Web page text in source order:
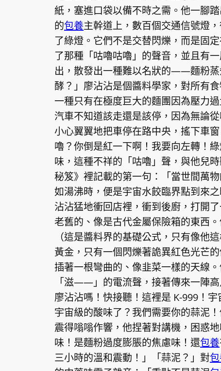
紙，塞進口袋以備不時之需。他一腳
的包養主幹道上，數百個交通信號燈
了綠燈。它們不是交替閃爍，而是固
了那種「咕嚕咕嚕」的聲音，並且有
出，散發出一種難以名狀的——麵粉
酵？」廖沾沾是個醬料學家，對所有
一種只有在極度巨大的麵團因為壓力
汽車不知道該走還是該停，因為無論
小心翼翼地把車停在路中央，搖下車
嚕？你倒是紅一下啊！我要向左轉！
味，這種不祥的「咕嚕」聲，與他兒
秘笈》裡記載的第一句：「當世間萬
如湯沸時，便是宇宙水餃臨界點到來
沾沾猛地衝回店裡，衝到後廚，打開
老舊的、像是古代金屬保險箱的東西
（這是醬料界的基礎公式，只有像他
黃金，只有一個閃爍著詭異紅色光芒
插著一根彎曲的、像韭菜一樣的天線
「滋——」的電流聲，接著傳來一陣
廖沾沾嗎！快接聽！這裡是 K-999！
宇宙級的酸味了？我們需要你的蒜泥
震得嗡嗡作響，他捏著對講機，困惑
味！是麵粉過度膨脹的焦慮味！還包養
三小時的溫和震動！」「蒜泥？」對